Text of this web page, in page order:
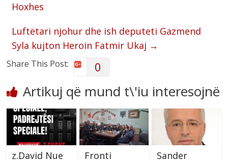
Hoxhes
Luftëtari njohur dhe ish deputeti Gazmend
Syla kujton Heroin Fatmir Ukaj →
Share This Post: 0
Artikuj që mund t\'iu interesojnë
z.David Nue Fronti Sander